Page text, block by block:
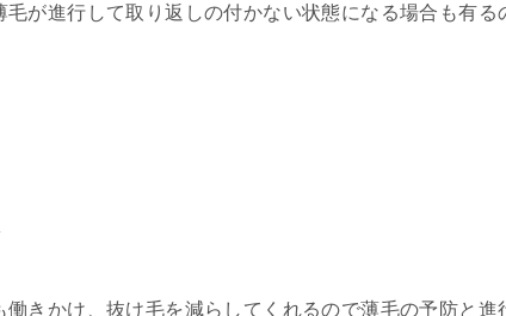
が進行して取り返しの付かない状態になる場合も有る
働きかけ、抜け毛を減らしてくれるので薄毛の予防と進